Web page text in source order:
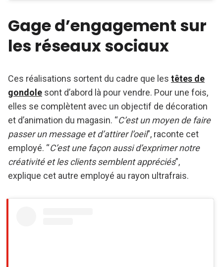
Gage d’engagement sur
les réseaux sociaux
Ces réalisations sortent du cadre que les têtes de
gondole sont d’abord là pour vendre. Pour une fois,
elles se complètent avec un objectif de décoration
et d’animation du magasin. “C’est un moyen de faire
passer un message et d’attirer l’oeil”, raconte cet
employé. “C’est une façon aussi d’exprimer notre
créativité et les clients semblent appréciés”,
explique cet autre employé au rayon ultrafrais.